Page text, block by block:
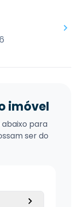
imóvel
para
ser do